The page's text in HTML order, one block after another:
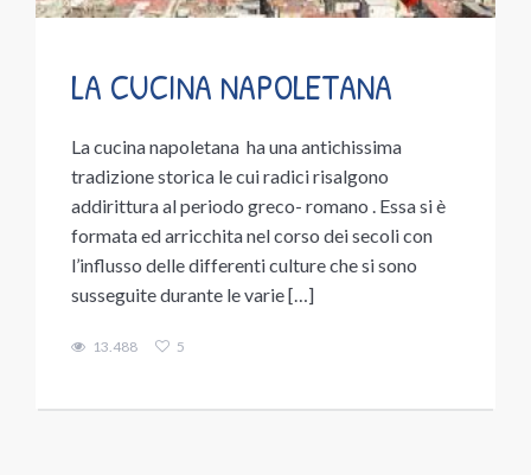
LA CUCINA NAPOLETANA
La cucina napoletana ha una antichissima
tradizione storica le cui radici risalgono
addirittura al periodo greco- romano . Essa si è
formata ed arricchita nel corso dei secoli con
l’influsso delle differenti culture che si sono
susseguite durante le varie […]
13.488 5